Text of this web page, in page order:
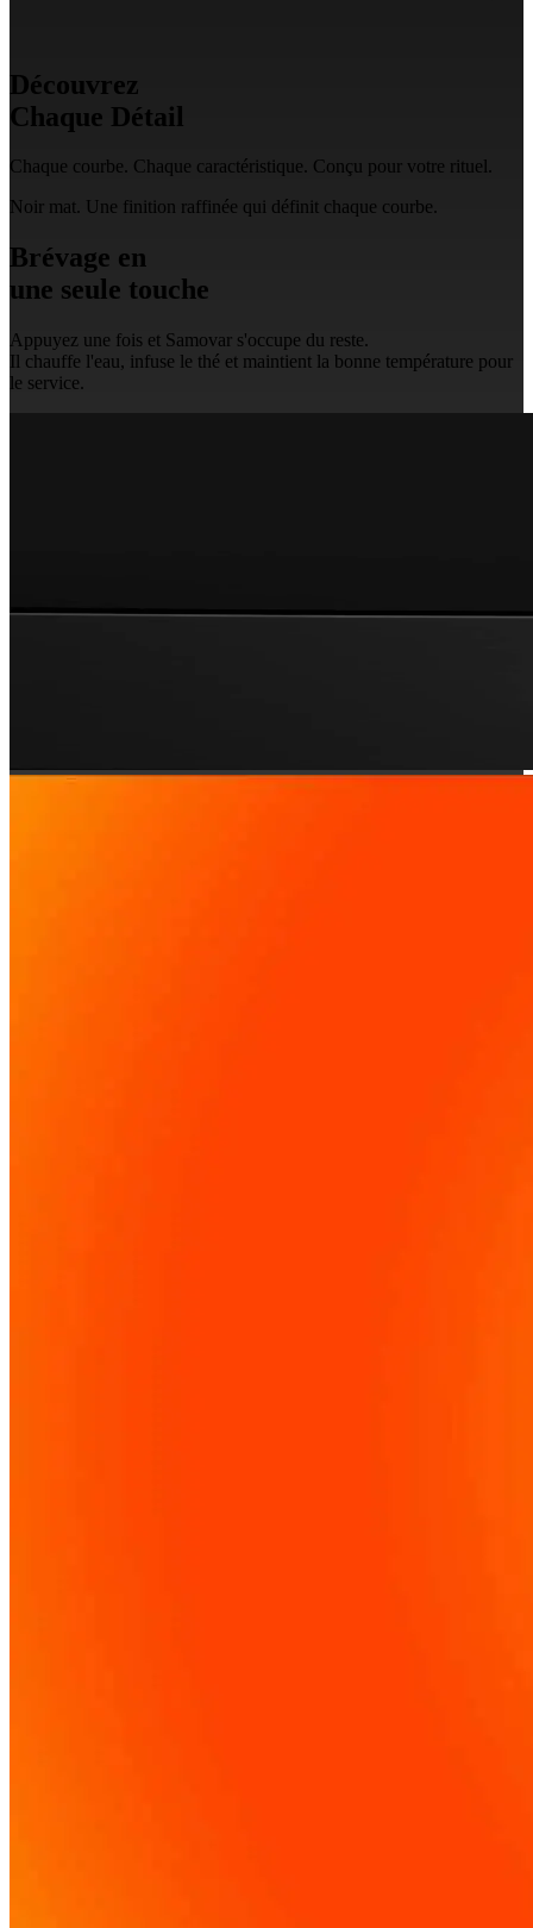
Découvrez
Chaque Détail
Chaque courbe. Chaque caractéristique. Conçu pour votre rituel.
Noir mat. Une finition raffinée qui définit chaque courbe.
Brévage en
une seule touche
Appuyez une fois et Samovar s'occupe du reste.
Il chauffe l'eau, infuse le thé et maintient la bonne température pour
le service.